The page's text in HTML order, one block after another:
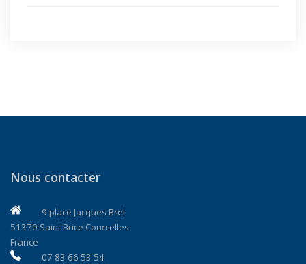
Nous contacter
9 place Jacques Brel
51370 Saint Brice Courcelles
France
07 83 66 53 54